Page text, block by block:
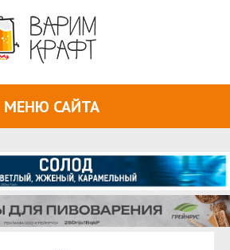
МЕНЮ САЙТА